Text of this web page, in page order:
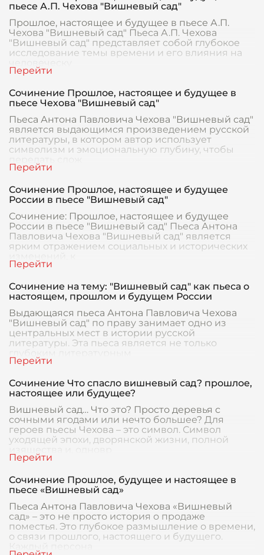
пьесе А.П. Чехова "Вишневый сад"
Прошлое, настоящее и будущее в пьесе А.П.
Чехова "Вишневый сад" Пьеса А.П. Чехова
"Вишневый сад" представляет собой глубокое
исследование темы времени и его влияния на
Сочинение Прошлое, настоящее и будущее в
пьесе Чехова "Вишневый сад"
Пьеса Антона Павловича Чехова "Вишневый сад"
является выдающимся произведением русской
литературы, в котором автор использует
символизм и эмоциональную глубину, чтобы
Сочинение Прошлое, настоящее и будущее
России в пьесе "Вишневый сад"
Сочинение: Прошлое, настоящее и будущее
России в пьесе "Вишневый сад" Пьеса Антона
Павловича Чехова "Вишневый сад" является
ярким отражением социальных и исторических
Сочинение на тему: "Вишневый сад" как пьеса о
настоящем, прошлом и будущем России
Выдающаяся пьеса Антона Павловича Чехова
"Вишневый сад" по праву занимает одно из
центральных мест в истории русской
литературы. Эта пьеса является не только
глубоким литературным
Сочинение Что спасло вишневый сад? прошлое,
настоящее или будущее?
Вишневый сад… Что это? Просто деревья с
сочными ягодами или нечто большее? Для
героев пьесы Чехова – это символ. Символ
уходящей эпохи, дворянской жизни, полной
Сочинение Прошлое, будущее и настоящее в
пьесе «Вишневый сад»
Пьеса Антона Павловича Чехова «Вишневый
сад» – это не просто история о продаже
поместья. Это глубокое размышление о времени,
о связи прошлого, настоящего и будущего.
Каждый персона